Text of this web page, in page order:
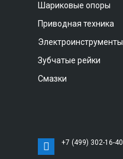
Шариковые опоры
Приводная техника
Электроинструменты
Зубчатые рейки
Смазки
+7 (499) 302-16-40